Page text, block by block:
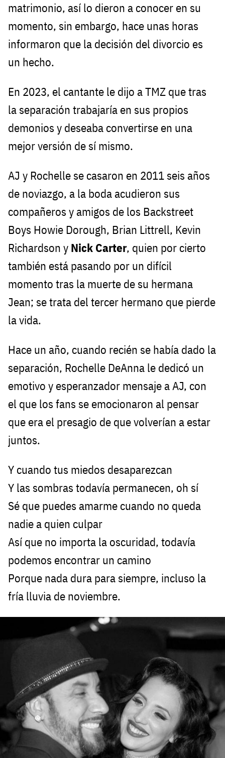
matrimonio, así lo dieron a conocer en su
momento, sin embargo, hace unas horas
informaron que la decisión del divorcio es
un hecho.
En 2023, el cantante le dijo a TMZ que tras
la separación trabajaría en sus propios
demonios y deseaba convertirse en una
mejor versión de sí mismo.
AJ y Rochelle se casaron en 2011 seis años
de noviazgo, a la boda acudieron sus
compañeros y amigos de los Backstreet
Boys Howie Dorough, Brian Littrell, Kevin
Richardson y Nick Carter, quien por cierto
también está pasando por un difícil
momento tras la muerte de su hermana
Jean; se trata del tercer hermano que pierde
la vida.
Hace un año, cuando recién se había dado la
separación, Rochelle DeAnna le dedicó un
emotivo y esperanzador mensaje a AJ, con
el que los fans se emocionaron al pensar
que era el presagio de que volverían a estar
juntos.
Y cuando tus miedos desaparezcan
Y las sombras todavía permanecen, oh sí
Sé que puedes amarme cuando no queda
nadie a quien culpar
Así que no importa la oscuridad, todavía
podemos encontrar un camino
Porque nada dura para siempre, incluso la
fría lluvia de noviembre.